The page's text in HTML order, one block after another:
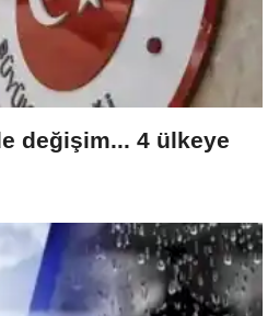
değişim... 4 ülkeye